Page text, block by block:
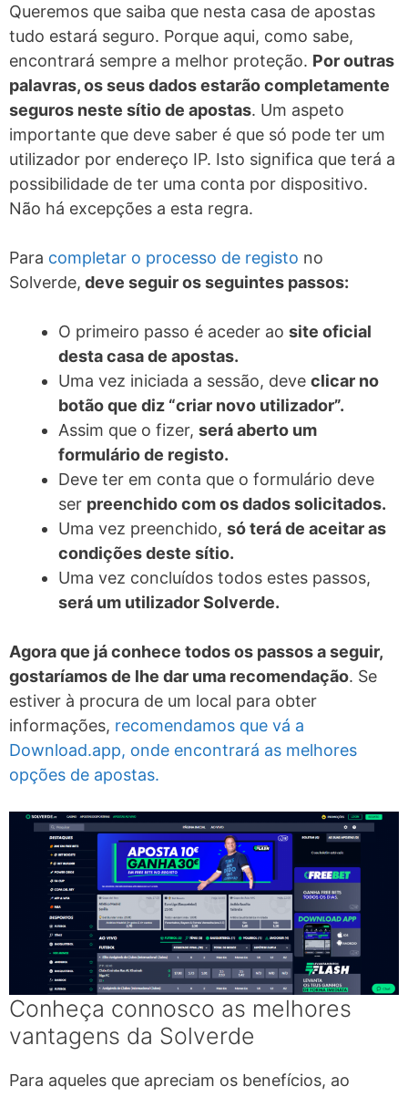
Queremos que saiba que nesta casa de apostas
tudo estará seguro. Porque aqui, como sabe,
encontrará sempre a melhor proteção. Por outras
palavras, os seus dados estarão completamente
seguros neste sítio de apostas. Um aspeto
importante que deve saber é que só pode ter um
utilizador por endereço IP. Isto significa que terá a
possibilidade de ter uma conta por dispositivo.
Não há excepções a esta regra.
Para completar o processo de registo no
Solverde, deve seguir os seguintes passos:
O primeiro passo é aceder ao site oficial
desta casa de apostas.
Uma vez iniciada a sessão, deve clicar no
botão que diz “criar novo utilizador”.
Assim que o fizer, será aberto um
formulário de registo.
Deve ter em conta que o formulário deve
ser preenchido com os dados solicitados.
Uma vez preenchido, só terá de aceitar as
condições deste sítio.
Uma vez concluídos todos estes passos,
será um utilizador Solverde.
Agora que já conhece todos os passos a seguir,
gostaríamos de lhe dar uma recomendação. Se
estiver à procura de um local para obter
informações, recomendamos que vá a
Download.app, onde encontrará as melhores
opções de apostas.
Conheça connosco as melhores
vantagens da Solverde
Para aqueles que apreciam os benefícios, ao